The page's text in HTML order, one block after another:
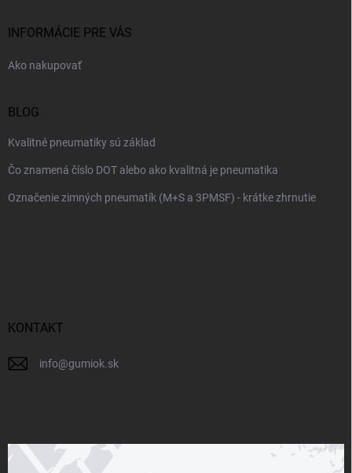
INFORMÁCIE PRE VÁS
Ako nakupovať
BLOG
Kvalitné pneumatiky sú základ
Čo znamená číslo DOT alebo ako kvalitná je pneumatika
Označenie zimných pneumatík (M+S a 3PMSF) - krátke zhrnutie
KONTAKT
info@gumiok.sk